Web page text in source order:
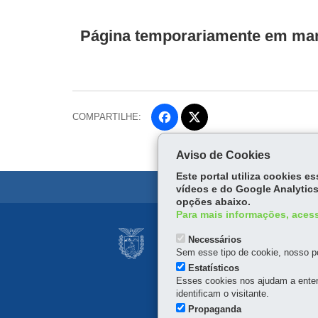
Página temporariamente em
COMPARTILHE:
Fa
ce
bo
itt
er
Navegação
principal
ESTRADA DE
Avenida Iguaçu, 420 - 7º
Horário de Atendimento:
41 3281-9800
Aviso de Cookies
Este portal utiliza cookies
vídeos e do Google
opções abaixo.
Para mais informações,
Necessários
Sem esse tipo de cookie, nosso
Estatísticos
Esses cookies nos ajudam a
identificam o visitante.
Propaganda